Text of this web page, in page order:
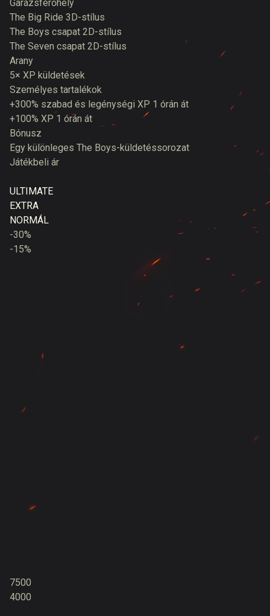
Garázsférőhely
The Big Ride 3D-stílus
The Boys csapat 2D-stílus
The Seven csapat 2D-stílus
Arany
5× XP küldetések
Személyes tartalékok
+300% szabad és legénységi XP 1 órán át
+100% XP 1 órán át
Bónusz
Egy különleges The Boys-küldetéssorozat
Játékbeli ár
ULTIMATE
EXTRA
NORMÁL
-30%
-15%
7500
4000